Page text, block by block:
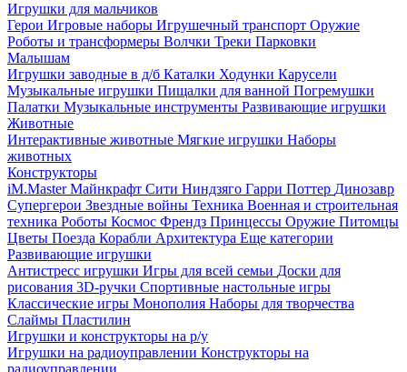
Игрушки для мальчиков
Герои Игровые наборы Игрушечный транспорт Оружие
Роботы и трансформеры Волчки Треки Парковки
Малышам
Игрушки заводные в д/б Каталки Ходунки Карусели
Музыкальные игрушки Пищалки для ванной Погремушки
Палатки Музыкальные инструменты Развивающие игрушки
Животные
Интерактивные животные Мягкие игрушки Наборы
животных
Конструкторы
iM.Master Майнкрафт Сити Ниндзяго Гарри Поттер Динозавр
Супергерои Звездные войны Техника Военная и строительная
техника Роботы Космос Френдз Принцессы Оружие Питомцы
Цветы Поезда Корабли Архитектура Еще категории
Развивающие игрушки
Антистресс игрушки Игры для всей семьи Доски для
рисования 3D-ручки Спортивные настольные игры
Классические игры Монополия Наборы для творчества
Слаймы Пластилин
Игрушки и конструкторы на р/у
Игрушки на радиоуправлении Конструкторы на
радиоуправлении